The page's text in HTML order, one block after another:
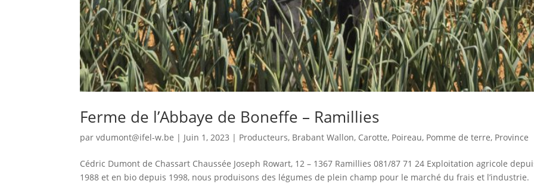
Ferme de l’Abbaye de Boneffe – Ramillies
parvdumont@ifel-w.be | Juin 1, 2023 | Producteurs, Brabant Wallon, Carotte, Poireau, Pomme de terre, Province
Cédric Dumont de Chassart Chaussée Joseph Rowart, 12 – 1367 Ramillies 081/87 71 24 Exploitation agricole
1988 et en bio depuis 1998, nous produisons des légumes de plein champ pour le marché du frais et l’industrie.